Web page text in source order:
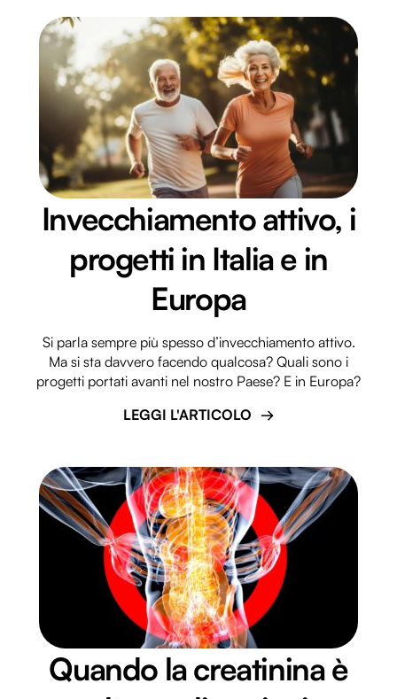
Invecchiamento attivo, i
progetti in Italia e in
Europa
Si parla sempre più spesso d’invecchiamento attivo.
Ma si sta davvero facendo qualcosa? Quali sono i
progetti portati avanti nel nostro Paese? E in Europa?
LEGGI L'ARTICOLO
Quando la creatinina è